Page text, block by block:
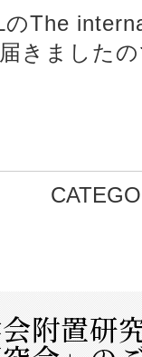
のThe
きました
附置研